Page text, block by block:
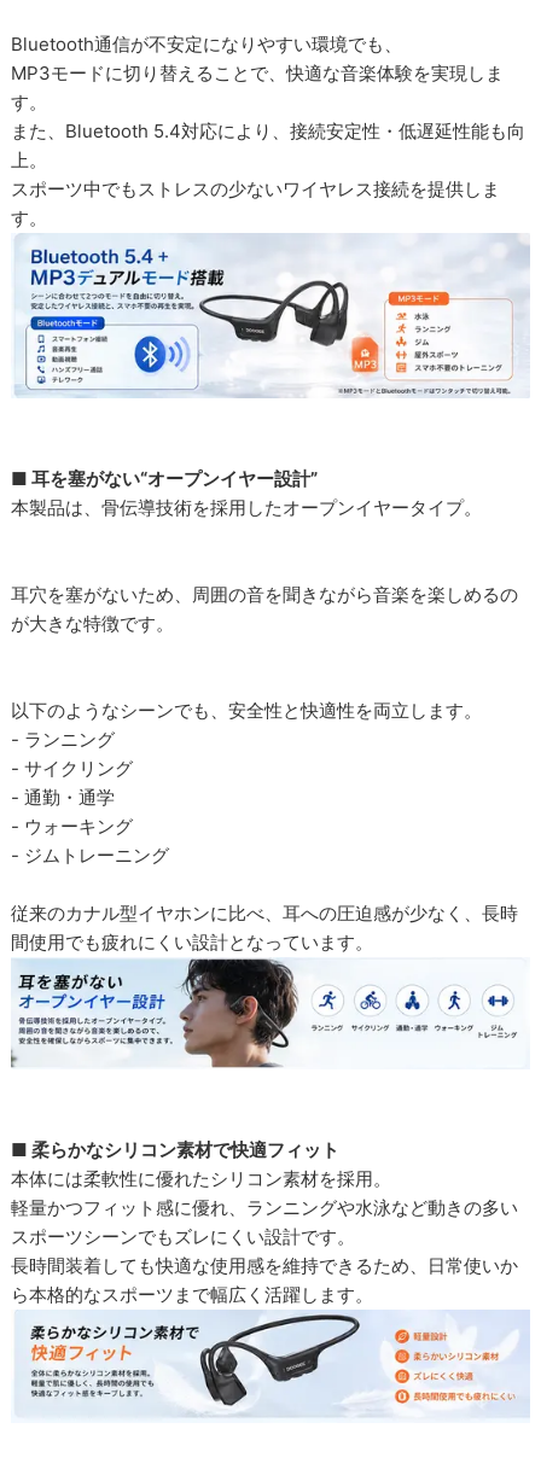
Bluetooth通信が不安定になりやすい環境でも、
MP3モードに切り替えることで、快適な音楽体験を実現しま
す。
また、Bluetooth 5.4対応により、接続安定性・低遅延性能も向
上。
スポーツ中でもストレスの少ないワイヤレス接続を提供しま
す。
■ 耳を塞がない“オープンイヤー設計”
本製品は、骨伝導技術を採用したオープンイヤータイプ。
耳穴を塞がないため、周囲の音を聞きながら音楽を楽しめるの
が大きな特徴です。
以下のようなシーンでも、安全性と快適性を両立します。
- ランニング
- サイクリング
- 通勤・通学
- ウォーキング
- ジムトレーニング
従来のカナル型イヤホンに比べ、耳への圧迫感が少なく、長時
間使用でも疲れにくい設計となっています。
■ 柔らかなシリコン素材で快適フィット
本体には柔軟性に優れたシリコン素材を採用。
軽量かつフィット感に優れ、ランニングや水泳など動きの多い
スポーツシーンでもズレにくい設計です。
長時間装着しても快適な使用感を維持できるため、日常使いか
ら本格的なスポーツまで幅広く活躍します。